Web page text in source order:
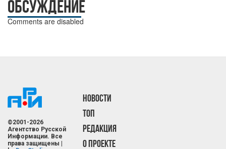
ОБСУЖДЕНИЕ
Comments are disabled
©2001-2026
Агентство Русской
Информации. Все
права защищены |
НОВОСТИ
ТОП
РЕДАКЦИЯ
О ПРОЕКТЕ